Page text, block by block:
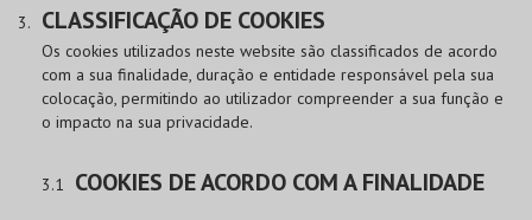
CLASSIFICAÇÃO DE COOKIES
Os cookies utilizados neste website são classificados de acordo
com a sua finalidade, duração e entidade responsável pela sua
colocação, permitindo ao utilizador compreender a sua função e
o impacto na sua privacidade.
COOKIES DE ACORDO COM A FINALIDADE